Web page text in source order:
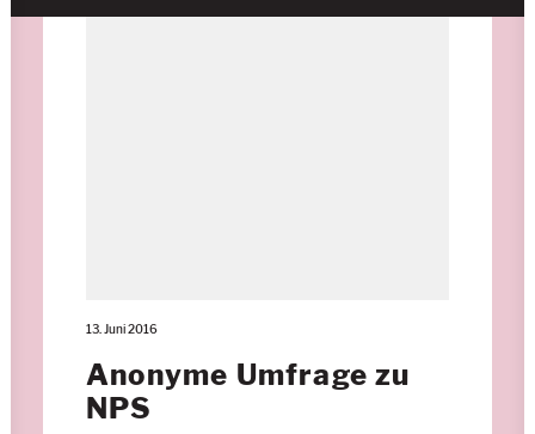
13. Juni 2016
Anonyme Umfrage zu
NPS